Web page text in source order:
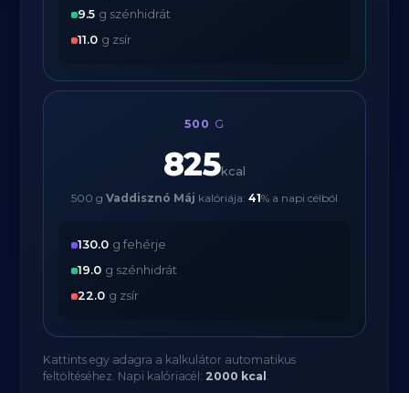
9.5 g szénhidrát
11.0 g zsír
500 G
825kcal
500 g Vaddisznó Máj kalóriája: 41% a napi célból
130.0 g fehérje
19.0 g szénhidrát
22.0 g zsír
Kattints egy adagra a kalkulátor automatikus
feltöltéséhez. Napi kalóriacél: 2000 kcal .